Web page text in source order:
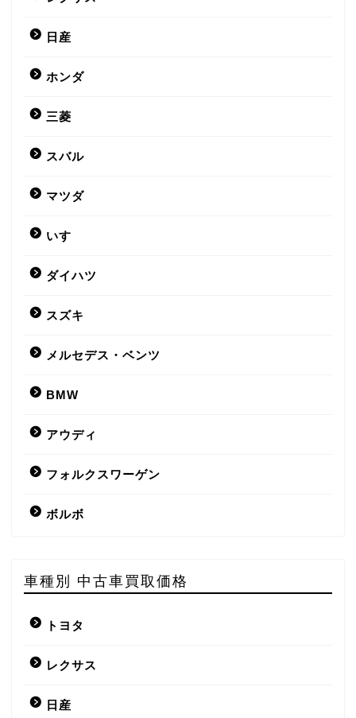
日産
ホンダ
三菱
スバル
マツダ
いすゞ
ダイハツ
スズキ
メルセデス・ベンツ
BMW
アウディ
フォルクスワーゲン
ボルボ
車種別 中古車買取価格
トヨタ
レクサス
日産